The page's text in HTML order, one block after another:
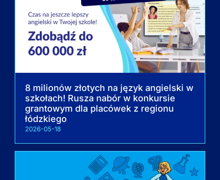
8 milionów złotych na język angielski w
szkołach! Rusza nabór w konkursie
grantowym dla placówek z regionu
łódzkiego
2026-05-18